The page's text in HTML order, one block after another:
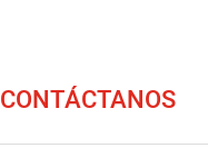
CONTÁCTANOS